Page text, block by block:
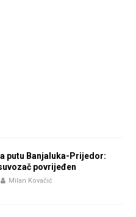
putu Banjaluka-Prijedor:
povrijeđen
Milan Kovačić